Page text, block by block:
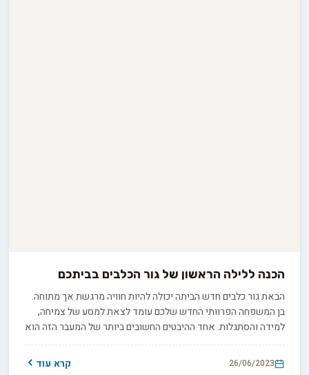
הכנה ללילה הראשון של גור הכלבים בביתכם
הבאת גור כלבים חדש הביתה יכולה להיות חוויה מרגשת אך מתוחה.
בן המשפחה הפרוותי החדש שלכם עומד לצאת למסע של צמיחה,
למידה והסתגלות. אחד ההיבטים החשובים ביותר של המעבר הזה הוא
להבטיח שהלילה הראשון של גור הכלבים החדש בביתו החדש יהיה
נוח ונטול מתח ככל האפשר.
26/06/2023 קרא עוד